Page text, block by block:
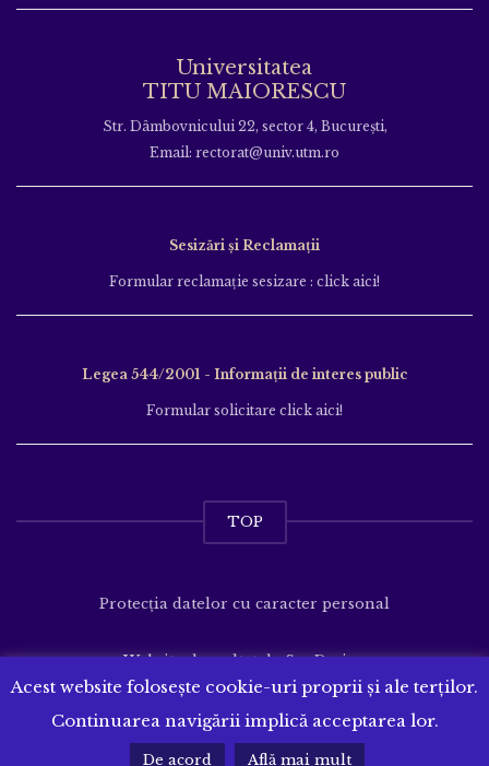
Universitatea
TITU MAIORESCU
Str. Dâmbovnicului 22, sector 4, București,
Email: rectorat@univ.utm.ro
Sesizări și Reclamații
Formular reclamație sesizare : click aici!
Legea 544/2001 - Informații de interes public
Formular solicitare click aici!
TOP
Protecția datelor cu caracter personal
Website dezvoltat deSenDesign
Acest website folosește cookie-uri proprii și ale terților.
Continuarea navigării implică acceptarea lor.
De acord Află mai mult